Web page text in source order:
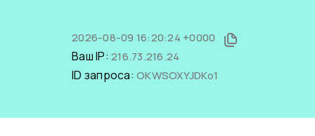
2026-08-09 16:20:24 +0000
Ваш IP: 216.73.216.24
ID запроса: OKWSOXYJDKo1